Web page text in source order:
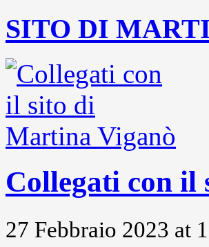
SITO DI
Collegati con
27 Febbraio 2023 at